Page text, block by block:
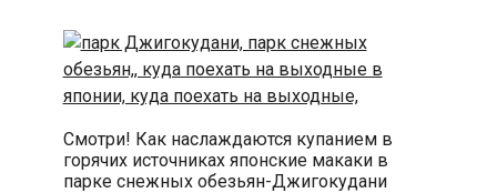
Смотри! Как наслаждаются купанием в
горячих источниках японские макаки в
парке снежных обезьян-Джигокудани